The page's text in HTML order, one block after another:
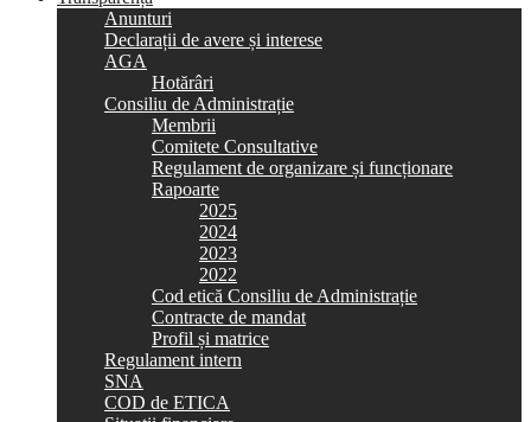
Anunturi
Declarații de avere și interese
AGA
Hotărâri
Consiliu de Administrație
Membrii
Comitete Consultative
Regulament de organizare și funcționare
Rapoarte
2025
2024
2023
2022
Cod etică Consiliu de Administrație
Contracte de mandat
Profil și matrice
Regulament intern
SNA
COD de ETICA